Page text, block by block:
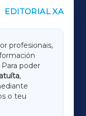
EDITORIAL XA
profesionais,
poder
,
o teu